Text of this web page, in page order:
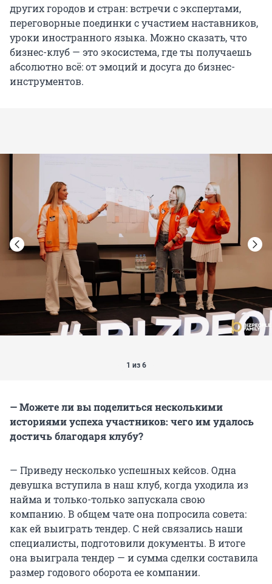
других городов и стран: встречи с экспертами,
переговорные поединки с участием наставников,
уроки иностранного языка. Можно сказать, что
бизнес-клуб — это экосистема, где ты получаешь
абсолютно всё: от эмоций и досуга до бизнес-
инструментов.
1 из 6
— Можете ли вы поделиться несколькими
историями успеха участников: чего им удалось
достичь благодаря клубу?
— Приведу несколько успешных кейсов. Одна
девушка вступила в наш клуб, когда уходила из
найма и только-только запускала свою
компанию. В общем чате она попросила совета:
как ей выиграть тендер. С ней связались наши
специалисты, подготовили документы. В итоге
она выиграла тендер — и сумма сделки составила
размер годового оборота ее компании.